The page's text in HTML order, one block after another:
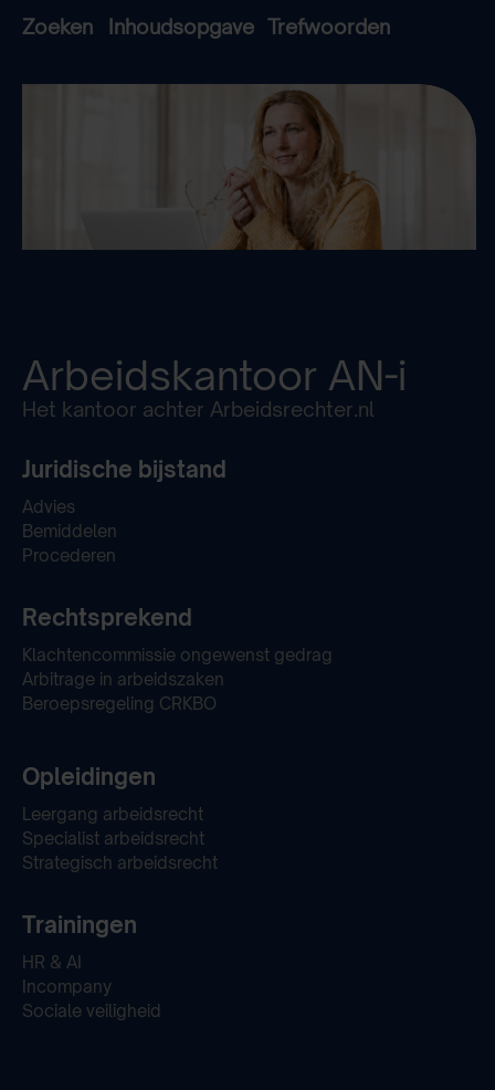
Zoeken Inhoudsopgave Trefwoorden
Arbeidskantoor AN-i
Het kantoor achter Arbeidsrechter.nl
Juridische bijstand
Advies
Bemiddelen
Procederen
Rechtsprekend
Klachtencommissie ongewenst gedrag
Arbitrage in arbeidszaken
Beroepsregeling CRKBO
Opleidingen
Leergang arbeidsrecht
Specialist arbeidsrecht
Strategisch arbeidsrecht
Trainingen
HR & AI
Incompany
Sociale veiligheid